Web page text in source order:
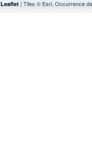
Leaflet | Tiles © Esri, Occurrence